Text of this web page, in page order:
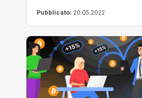
Pubblicato: 20.05.2022